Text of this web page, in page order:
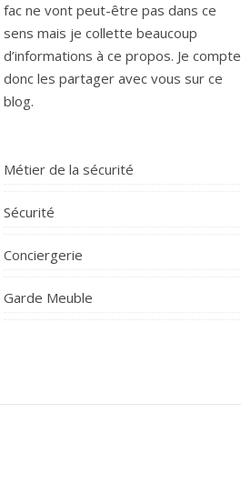
fac ne vont peut-être pas dans ce
sens mais je collette beaucoup
d’informations à ce propos. Je compte
donc les partager avec vous sur ce
blog.
Métier de la sécurité
Sécurité
Conciergerie
Garde Meuble